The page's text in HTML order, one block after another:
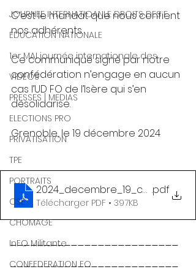
JOURNEE INTERNATIOANLE DROITS DES F
EDUCATION NATIONALE
1er MAI journée internationale des
VIDEOS
PRESSES | MEDIAS
ELECTIONS PRO
PRIVATISATION
TPE
PORTRAITS
CSE
CHOMAGE
InFO Militante
CONFEDERATION FO
C’est le mandat que nous confient
nos adhérents.
Ce communiqué signé par notre
confédération n’engage en aucun
cas l’UD FO de l’Isère qui s’en
désolidarise.
Grenoble, le 19 décembre 2024
.pdf
Télécharger PDF • 397KB
-------------------------
-------------------------